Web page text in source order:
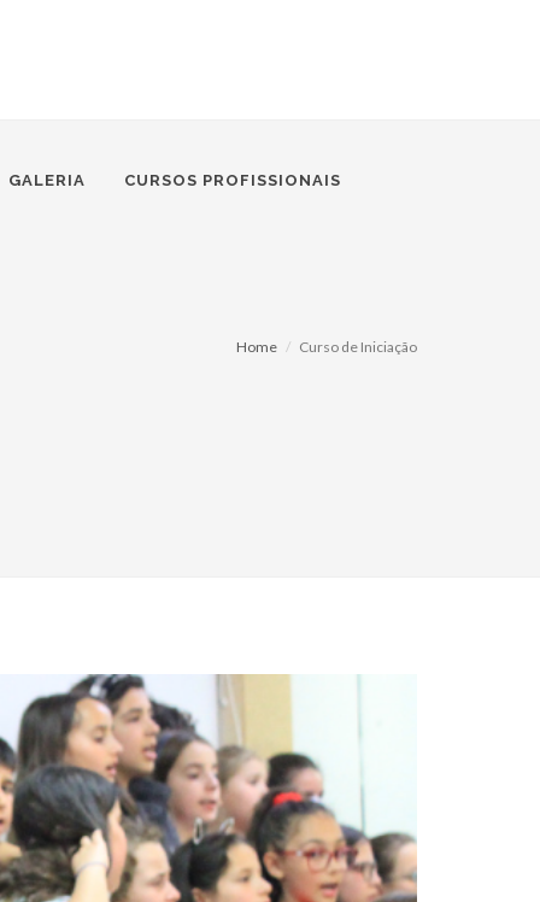
GALERIA CURSOS PROFISSIONAIS
Home Curso de Iniciação